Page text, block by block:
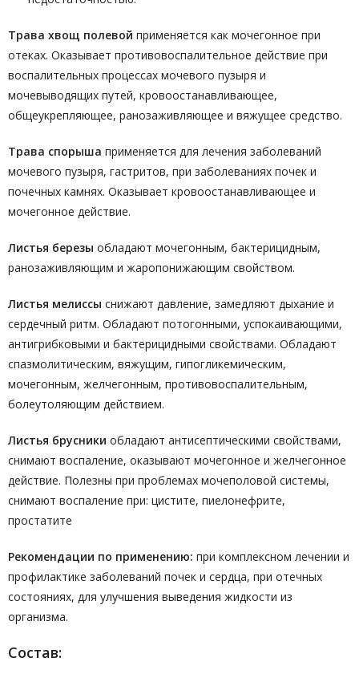
Трава хвощ полевой применяется как мочегонное при
отеках. Оказывает противовоспалительное действие при
воспалительных процессах мочевого пузыря и
мочевыводящих путей, кровоостанавливающее,
общеукрепляющее, ранозаживляющее и вяжущее средство.
Трава спорыша применяется для лечения заболеваний
мочевого пузыря, гастритов, при заболеваниях почек и
почечных камнях. Оказывает кровоостанавливающее и
мочегонное действие.
Листья березы обладают мочегонным, бактерицидным,
ранозаживляющим и жаропонижающим свойством.
Листья мелиссы снижают давление, замедляют дыхание и
сердечный ритм. Обладают потогонными, успокаивающими,
антигрибковыми и бактерицидными свойствами. Обладают
спазмолитическим, вяжущим, гипогликемическим,
мочегонным, желчегонным, противовоспалительным,
болеутоляющим действием.
Листья брусники обладают антисептическими свойствами,
снимают воспаление, оказывают мочегонное и желчегонное
действие. Полезны при проблемах мочеполовой системы,
снимают воспаление при: цистите, пиелонефрите,
простатите
Рекомендации по применению: при комплексном лечении и
профилактике заболеваний почек и сердца, при отечных
состояниях, для улучшения выведения жидкости из
организма.
Состав: